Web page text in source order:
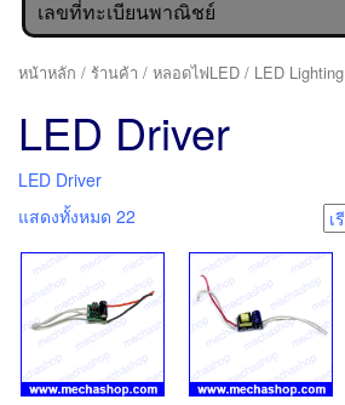
เลขที่ทะเบียนพาณิชย์
หน้าหลัก / ร้านค้า / หลอดไฟLED / LED Lighting
LED Driver
LED Driver
แสดงทั้งหมด 22